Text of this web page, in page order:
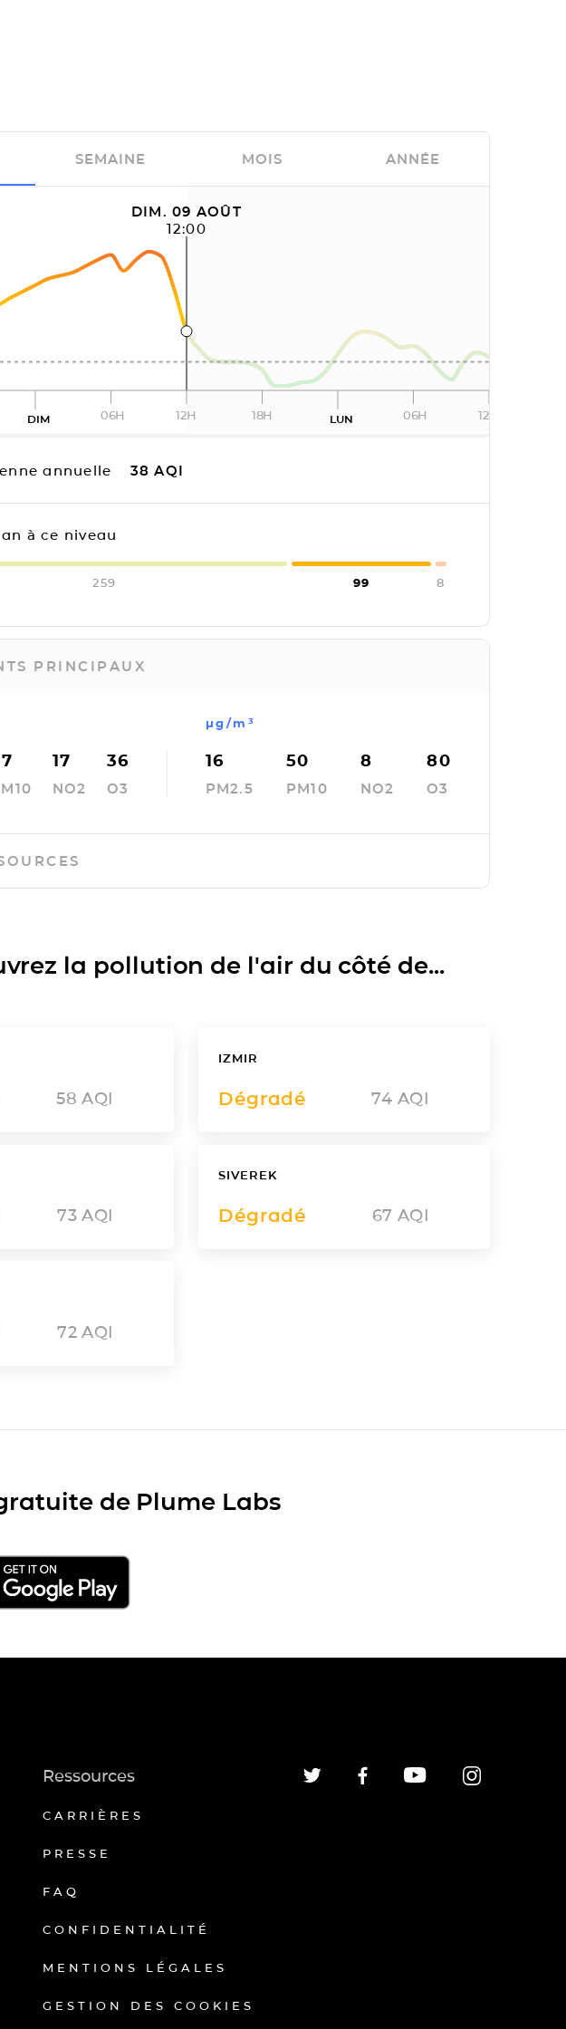
DIM. 09 AOÛT
12:00
DIM 06H 12H 18H LUN 06H 12H
annuelle 38 AQI
à ce niveau
259 99 8
PRINCIPAUX
17
NO2
36
O3
µg/m³
16
PM2.5
50
PM10
8
NO2
80
O3
SEMAINE MOIS ANNÉE
la pollution de l'air du côté de...
58 AQI
IZMIR
Dégradé 74 AQI
73 AQI
SIVEREK
Dégradé 67 AQI
72 AQI
de Plume Labs
Ressources
CARRIÈRES
PRESSE
FAQ
CONFIDENTIALITÉ
MENTIONS LÉGALES
GESTION DES COOKIES